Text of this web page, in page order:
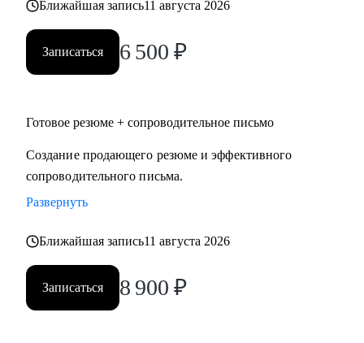
Ближайшая запись11 августа 2026
Записаться 6 500 ₽
Готовое резюме + сопроводительное письмо
Создание продающего резюме и эффективного
сопроводительного письма.
Развернуть
Ближайшая запись11 августа 2026
Записаться 8 900 ₽